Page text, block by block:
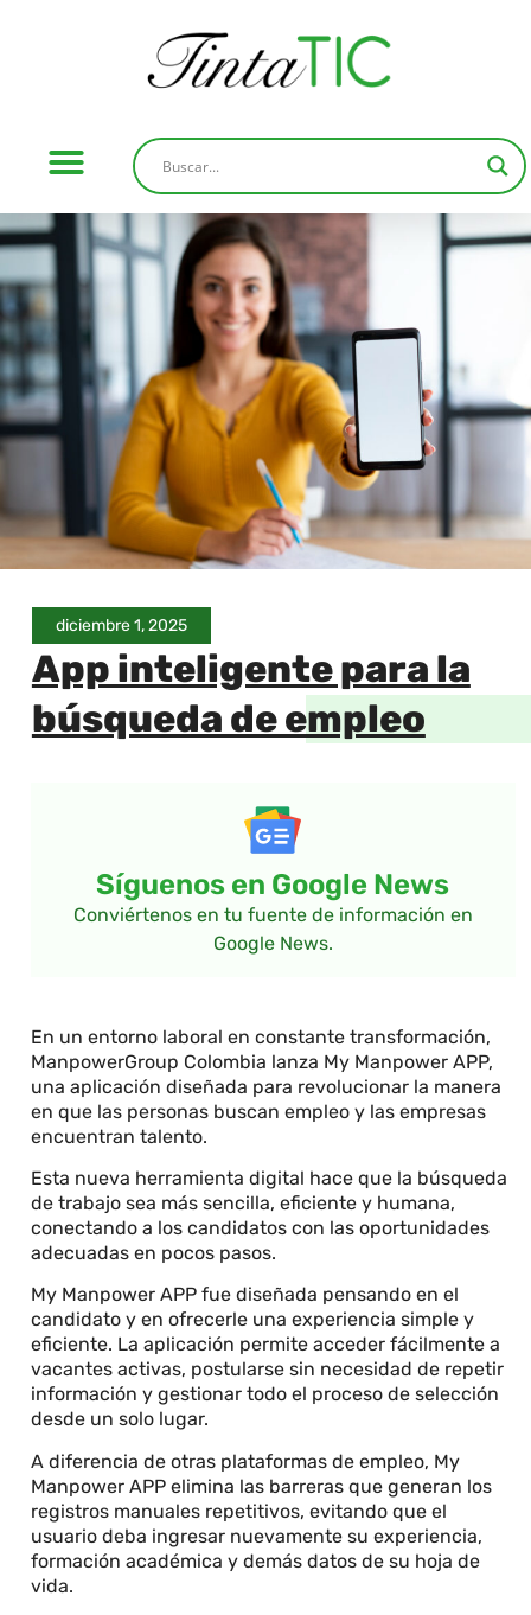
diciembre 1, 2025
App inteligente para la
búsqueda de empleo
Síguenos en Google News
Conviértenos en tu fuente de información en
Google News.
En un entorno laboral en constante transformación,
ManpowerGroup Colombia lanza My Manpower APP,
una aplicación diseñada para revolucionar la manera
en que las personas buscan empleo y las empresas
encuentran talento.
Esta nueva herramienta digital hace que la búsqueda
de trabajo sea más sencilla, eficiente y humana,
conectando a los candidatos con las oportunidades
adecuadas en pocos pasos.
My Manpower APP fue diseñada pensando en el
candidato y en ofrecerle una experiencia simple y
eficiente. La aplicación permite acceder fácilmente a
vacantes activas, postularse sin necesidad de repetir
información y gestionar todo el proceso de selección
desde un solo lugar.
A diferencia de otras plataformas de empleo, My
Manpower APP elimina las barreras que generan los
registros manuales repetitivos, evitando que el
usuario deba ingresar nuevamente su experiencia,
formación académica y demás datos de su hoja de
vida.